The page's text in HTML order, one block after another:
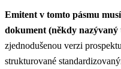
Emitent v tomto pásmu
dokument (někdy
zjednodušenou verzi
strukturované